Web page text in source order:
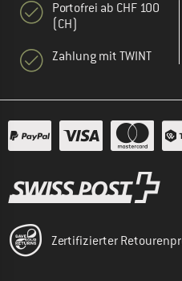
Portofrei ab CHF 100
(CH)
Zahlung mit TWINT
Zertifizierter